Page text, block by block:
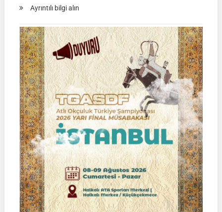
Ayrıntılı bilgi alın:
KÖKBÖRÜ
LİGİ
|
Yarı
Final
Müsabakası
15
Ağustos
2026
|
Ulupamir-
Erciş/VAN